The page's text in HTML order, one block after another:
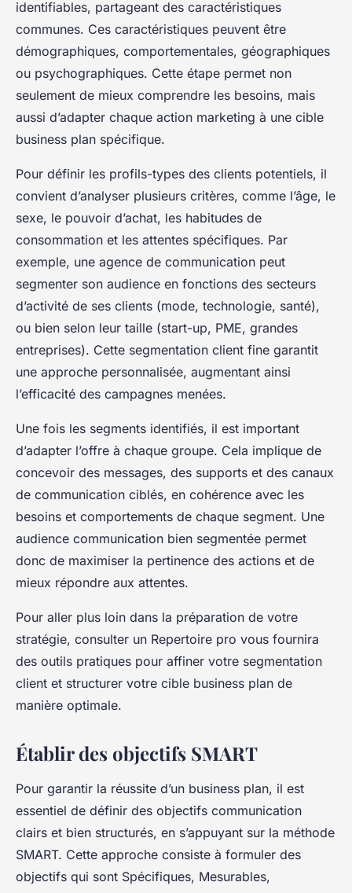
identifiables, partageant des caractéristiques
communes. Ces caractéristiques peuvent être
démographiques, comportementales, géographiques
ou psychographiques. Cette étape permet non
seulement de mieux comprendre les besoins, mais
aussi d’adapter chaque action marketing à une cible
business plan spécifique.
Pour définir les profils-types des clients potentiels, il
convient d’analyser plusieurs critères, comme l’âge, le
sexe, le pouvoir d’achat, les habitudes de
consommation et les attentes spécifiques. Par
exemple, une agence de communication peut
segmenter son audience en fonctions des secteurs
d’activité de ses clients (mode, technologie, santé),
ou bien selon leur taille (start-up, PME, grandes
entreprises). Cette segmentation client fine garantit
une approche personnalisée, augmentant ainsi
l’efficacité des campagnes menées.
Une fois les segments identifiés, il est important
d’adapter l’offre à chaque groupe. Cela implique de
concevoir des messages, des supports et des canaux
de communication ciblés, en cohérence avec les
besoins et comportements de chaque segment. Une
audience communication bien segmentée permet
donc de maximiser la pertinence des actions et de
mieux répondre aux attentes.
Pour aller plus loin dans la préparation de votre
stratégie, consulter un Repertoire pro vous fournira
des outils pratiques pour affiner votre segmentation
client et structurer votre cible business plan de
manière optimale.
Établir des objectifs SMART
Pour garantir la réussite d’un business plan, il est
essentiel de définir des objectifs communication
clairs et bien structurés, en s’appuyant sur la méthode
SMART. Cette approche consiste à formuler des
objectifs qui sont Spécifiques, Mesurables,